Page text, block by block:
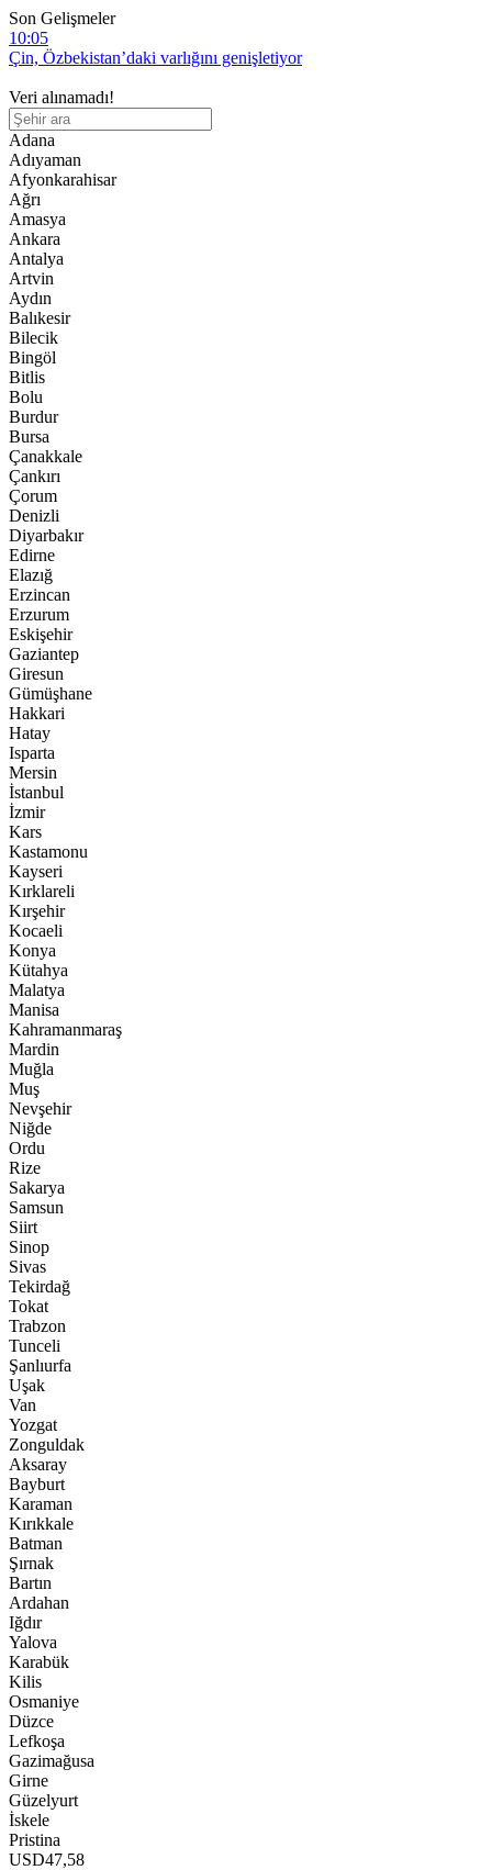
Son Gelişmeler
10:05
Çin, Özbekistan’daki varlığını genişletiyor
8:25
Yüzlerce evsiz çocuk… Ceuta’daki kriz tırmanıyor ve Madrid
üzerinde baskı oluşturuyor
7:59
Siyonistlere rahat yok: İşgalci askere Filipinler’de saldırı
20:49
Lübnan’ın güneyinde iki işgalci geberdi, yedi işgalci yaralandı
19:59
Cumhurbaşkanı Erdoğan’dan Meclise sunulan “Çerçeve Yasa”
hakkında açıklama
Veri alınamadı!
Adana
Adıyaman
Afyonkarahisar
Ağrı
Amasya
Ankara
Antalya
Artvin
Aydın
Balıkesir
Bilecik
Bingöl
Bitlis
Bolu
Burdur
Bursa
Çanakkale
Çankırı
Çorum
Denizli
Diyarbakır
Edirne
Elazığ
Erzincan
Erzurum
Eskişehir
Gaziantep
Giresun
Gümüşhane
Hakkari
Hatay
Isparta
Mersin
İstanbul
İzmir
Kars
Kastamonu
Kayseri
Kırklareli
Kırşehir
Kocaeli
Konya
Kütahya
Malatya
Manisa
Kahramanmaraş
Mardin
Muğla
Muş
Nevşehir
Niğde
Ordu
Rize
Sakarya
Samsun
Siirt
Sinop
Sivas
Tekirdağ
Tokat
Trabzon
Tunceli
Şanlıurfa
Uşak
Van
Yozgat
Zonguldak
Aksaray
Bayburt
Karaman
Kırıkkale
Batman
Şırnak
Bartın
Ardahan
Iğdır
Yalova
Karabük
Kilis
Osmaniye
Düzce
Lefkoşa
Gazimağusa
Girne
Güzelyurt
İskele
Pristina
USD47,58